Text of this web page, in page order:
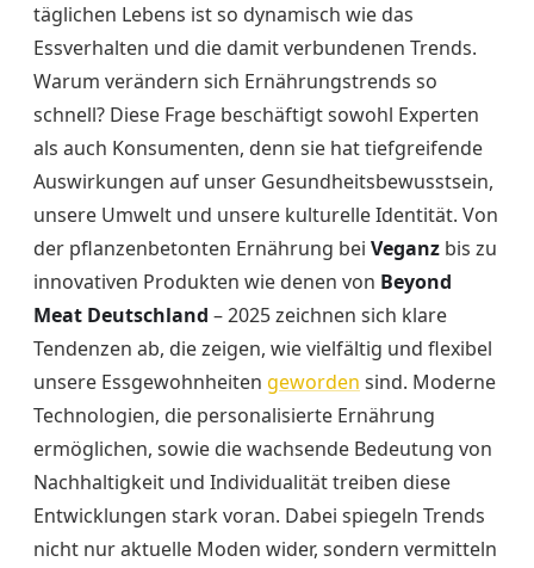
täglichen Lebens ist so dynamisch wie das
Essverhalten und die damit verbundenen Trends.
Warum verändern sich Ernährungstrends so
schnell? Diese Frage beschäftigt sowohl Experten
als auch Konsumenten, denn sie hat tiefgreifende
Auswirkungen auf unser Gesundheitsbewusstsein,
unsere Umwelt und unsere kulturelle Identität. Von
der pflanzenbetonten Ernährung bei Veganz bis zu
innovativen Produkten wie denen von Beyond
Meat Deutschland – 2025 zeichnen sich klare
Tendenzen ab, die zeigen, wie vielfältig und flexibel
unsere Essgewohnheiten geworden sind. Moderne
Technologien, die personalisierte Ernährung
ermöglichen, sowie die wachsende Bedeutung von
Nachhaltigkeit und Individualität treiben diese
Entwicklungen stark voran. Dabei spiegeln Trends
nicht nur aktuelle Moden wider, sondern vermitteln